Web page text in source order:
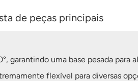
de peças principais
garantindo uma base pesada
flexível para diversas